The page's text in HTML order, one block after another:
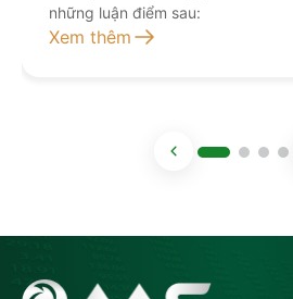
những luận điểm sau:
Xem thêm